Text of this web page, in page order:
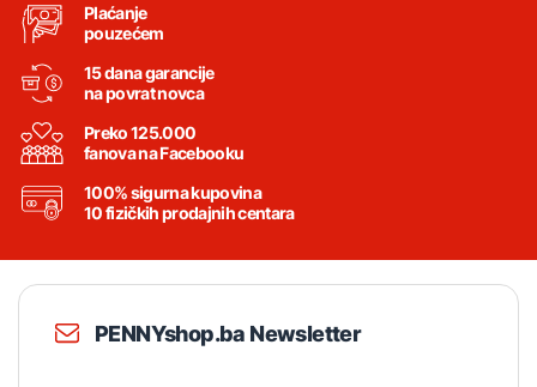
Plaćanje
pouzećem
15 dana garancije
na povrat novca
Preko 125.000
fanova na Facebooku
100% sigurna kupovina
10 fizičkih prodajnih centara
PENNYshop.ba Newsletter